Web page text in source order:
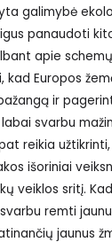
galimybė
panaudoti
apie
kad Europos
ir
svarbu
reikia
išoriniai
veiklos sritį.
remti
jaunus